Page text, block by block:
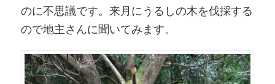
のに不思議です。来月にうるしの木を伐採する
ので地主さんに聞いてみます。